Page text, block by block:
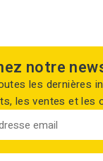
notre
les dernières
les ventes et les